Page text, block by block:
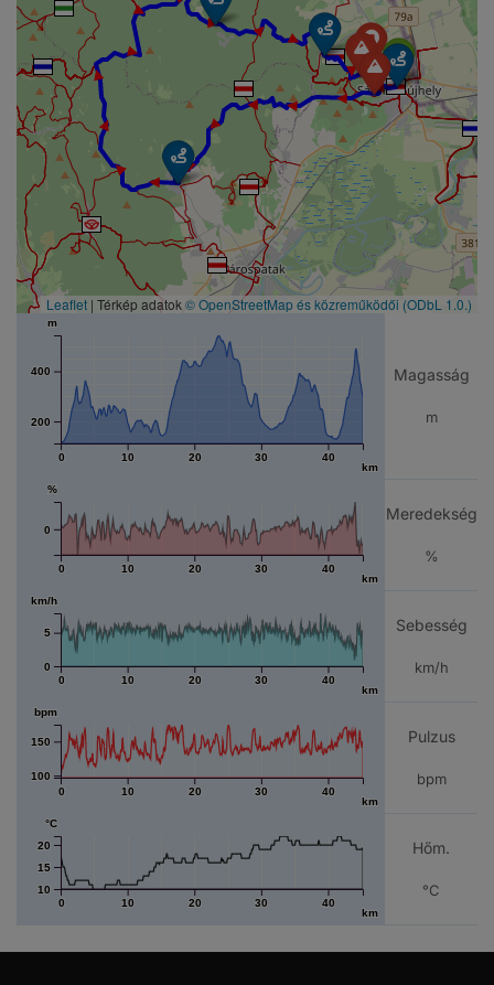
► ► ► ► ► ► ► ► ► ► ► ► ► ► ► ► ► ►
Leaflet | Térkép adatok © OpenStreetMap és közreműködői (ODbL 1.0.)
0 10 20 30 40
km
200
400
m
Magasság
m
0 10 20 30 40
km
0
%
Meredekség
%
0 10 20 30 40
km
0
5
km/h
Sebesség
km/h
0 10 20 30 40
km
100
150
bpm
Pulzus
bpm
0 10 20 30 40
km
10
15
20
°C
Hőm.
°C